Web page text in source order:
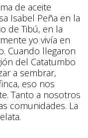
de aceite
Isabel Peña en la
de Tibú, en la
yo vivía en
Cuando llegaron
del Catatumbo
a sembrar,
eso nos
Tanto a nosotros
comunidades. La